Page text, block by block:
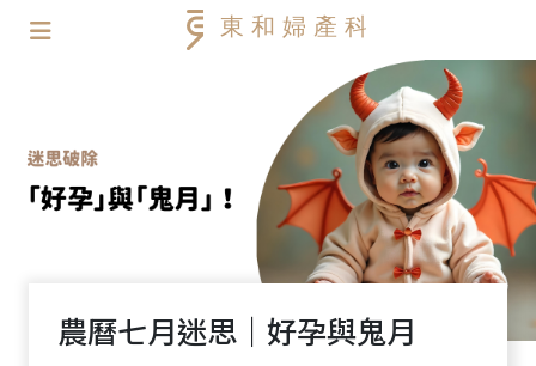
農曆七月迷思｜好孕與鬼月